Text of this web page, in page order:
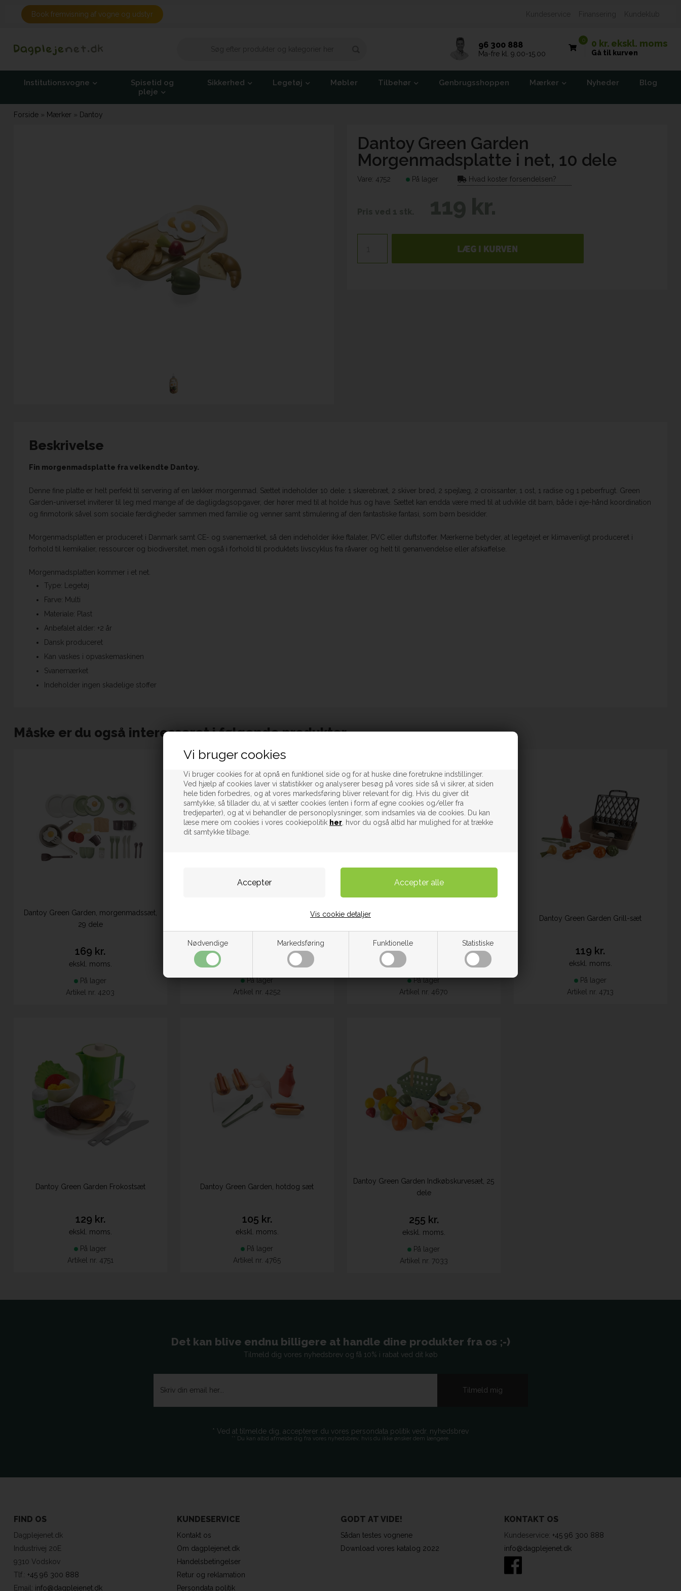
Vi bruger cookies
Vi bruger cookies for at opnå en funktionel side og for at huske dine foretrukne indstillinger.
Ved hjælp af cookies laver vi statistikker og analyserer besøg på vores side så vi sikrer, at siden
hele tiden forbedres, og at vores markedsføring bliver relevant for dig. Hvis du giver dit
samtykke, så tillader du, at vi sætter cookies (enten i form af egne cookies og/eller fra
tredjeparter), og at vi behandler de personoplysninger, som indsamles via de cookies. Du kan
læse mere om cookies i vores cookiepolitik her , hvor du også altid har mulighed for at trække
dit samtykke tilbage.
Nødvendige Markedsføring Funktionelle Statistiske
Vis cookie detaljer
Book fremvisning af vogne og udstyr
96 300 888
Ma-fre kl. 9.00-15.00
0 0 kr. ekskl. moms
Gå til kurven
Institutionsvogne
Spisetid og
pleje
Sikkerhed Legetøj Møbler Tilbehør Genbrugsshoppen Mærker Nyheder Blog
Forside» Mærker» Dantoy
Dantoy Green Garden
Morgenmadsplatte i net, 10 dele
Vare: 4752 På lager Hvad koster forsendelsen?
Beskrivelse
Fin morgenmadsplatte fra velkendte Dantoy.
Denne fine platte er helt perfekt til servering af en lækker morgenmad. Sættet indeholder 10 dele: 1 skærebræt, 2 skiver brød, 2 spejlæg, 2 croissanter, 1 ost, 1 radise og 1 peberfrugt. Green
Garden-universet inviterer til leg med mange af de dagligdagsopgaver, der hører med til at holde hus og have. Sættet kan endda være med til at udvikle dit barn, både i øje-hånd koordination
og finmotorik såvel som sociale færdigheder sammen med familie og venner samt stimulering af den fantastiske fantasi, som børn besidder.
Morgenmadsplatten er produceret i Danmark samt CE- og svanemærket, så den indeholder ikke ftalater, PVC eller duftstoffer. Mærkerne betyder, at legetøjet er klimavenligt produceret i
forhold til kemikalier, ressourcer og biodiversitet, men også i forhold til produktets livscyklus fra råvarer og helt til genanvendelse eller afskaffelse.
Morgenmadsplatten kommer i et net.
Type: Legetøj
Farve: Multi
Materiale: Plast
Anbefalet alder: +2 år
Dansk produceret
Kan vaskes i opvaskemaskinen
Svanemærket
Indeholder ingen skadelige stoffer
Måske er du også interesseret i følgende produkter
Dantoy Green Garden, morgenmadssæt,
29 dele
169 kr.
ekskl. moms.
På lager
Artikel nr. 4203
Dantoy Morgenmadsplatte m. 10 dele
På lager
Artikel nr. 4252
Dantoy Burger sæt på bakke, 17 dele
ekskl. moms.
På lager
Artikel nr. 4670
Dantoy Green Garden Grill-sæt
119 kr.
ekskl. moms.
På lager
Artikel nr. 4713
Dantoy Green Garden Frokostsæt
129 kr.
ekskl. moms.
På lager
Artikel nr. 4751
Dantoy Green Garden, hotdog sæt
105 kr.
ekskl. moms.
På lager
Artikel nr. 4765
Dantoy Green Garden Indkøbskurvesæt, 25
dele
255 kr.
ekskl. moms.
På lager
Artikel nr. 7033
Det kan blive endnu billigere at handle dine produkter fra os ;-)
Tilmeld dig vores nyhedsbrev og få 10% i rabat ved dit køb
* Ved at tilmelde dig, accepterer du vores persondata politik vedr. nyhedsbrev
** Du kan altid afmelde dig fra vores nyhedsbrev, hvis du ikke ønsker dem længere.
FIND OS
Dagplejenet.dk
Industrivej 20E
9310 Vodskov
Tlf.: +45 96 300 888
Email: info@dagplejenet.dk
KUNDESERVICE
Kontakt os
Om dagplejenet.dk
Handelsbetingelser
Retur og reklamation
Persondata politik
GODT AT VIDE!
Sådan testes vognene
Download vores katalog 2022
KONTAKT OS
Kundeservice: +45 96 300 888
info@dagplejenet.dk